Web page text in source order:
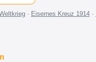
· Eisernes Kreuz 1914·